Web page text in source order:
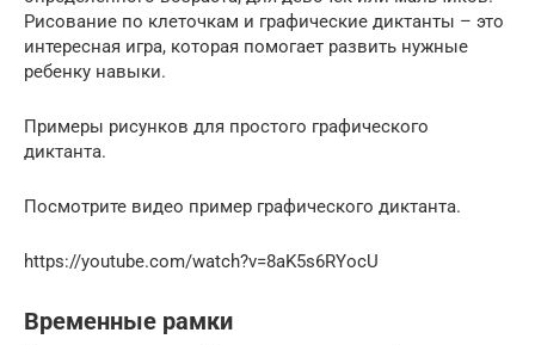
Рисование по клеточкам и графические диктанты – это
интересная игра, которая помогает развить нужные
ребенку навыки.
Примеры рисунков для простого графического
диктанта.
Посмотрите видео пример графического диктанта.
https://youtube.com/watch?v=8aK5s6RYocU
Временные рамки